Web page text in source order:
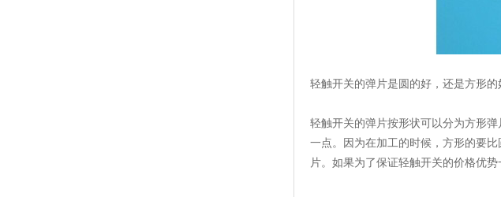
轻触开关的弹片是圆的好，还是方形的
轻触开关的弹片按形状可以分为方形
一点。因为在加工的时候，方形的要
片。如果为了保证轻触开关的价格优势